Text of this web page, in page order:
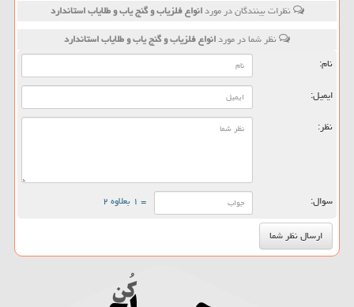
نظرات بینندگان در موردانواع فلزیاب و گنج یاب و طلایاب استاندارد
نظر شما در موردانواع فلزیاب و گنج یاب و طلایاب استاندارد
نام:
ایمیل:
نظر:
سوال: = ۱ بعلاوه ۲